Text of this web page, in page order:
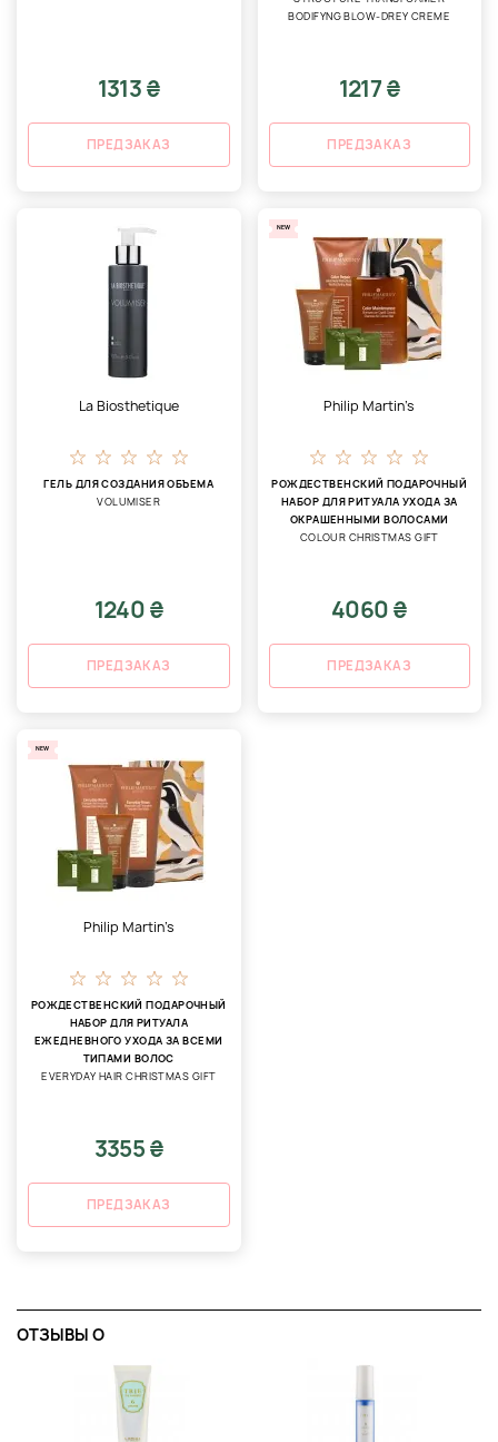
1313 ₴
ПРЕДЗАКАЗ
BODIFYNG BLOW-DREY CREME
1217 ₴
ПРЕДЗАКАЗ
La Biosthetique
ГЕЛЬ ДЛЯ СОЗДАНИЯ ОБЪЕМА
VOLUMISER
1240 ₴
ПРЕДЗАКАЗ
NEW
Philip Martin’s
РОЖДЕСТВЕНСКИЙ ПОДАРОЧНЫЙ
НАБОР ДЛЯ РИТУАЛА УХОДА ЗА
ОКРАШЕННЫМИ ВОЛОСАМИ
COLOUR CHRISTMAS GIFT
4060 ₴
ПРЕДЗАКАЗ
NEW
Philip Martin’s
РОЖДЕСТВЕНСКИЙ ПОДАРОЧНЫЙ
НАБОР ДЛЯ РИТУАЛА
ЕЖЕДНЕВНОГО УХОДА ЗА ВСЕМИ
ТИПАМИ ВОЛОС
EVERYDAY HAIR CHRISTMAS GIFT
3355 ₴
ПРЕДЗАКАЗ
ОТЗЫВЫ O